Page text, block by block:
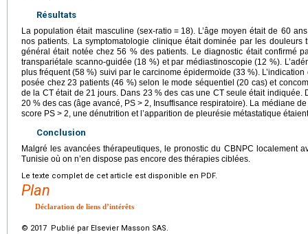
Résultats
La population était masculine (sex-ratio = 18). L’âge moyen était de 60
nos patients. La symptomatologie clinique était dominée par les douleurs
général était notée chez 56 % des patients. Le diagnostic était confirmé
transpariétale scanno-guidée (18 %) et par médiastinoscopie (12 %).
plus fréquent (58 %) suivi par le carcinome épidermoïde (33 %).
posée chez 23 patients (46 %) selon le mode séquentiel (20 cas) et
de la CT était de 21 jours. Dans 23 % des cas une CT seule était indiquée.
20 % des cas (âge avancé, PS > 2, Insuffisance respiratoire). La médiane
score PS > 2, une dénutrition et l’apparition de pleurésie métastatique
Conclusion
Malgré les avancées thérapeutiques, le pronostic du CBNPC localement
Tunisie où on n’en dispose pas encore des thérapies ciblées.
Le texte complet de cet article est disponible en PDF.
Plan
Déclaration de liens d’intérêts
© 2017 Publié par Elsevier Masson SAS.